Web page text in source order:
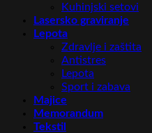
Kuhinjski setovi
Lasersko graviranje
Lepota
Zdravlje i zaštita
Antistres
Lepota
Sport i zabava
Majice
Memorandum
Tekstil